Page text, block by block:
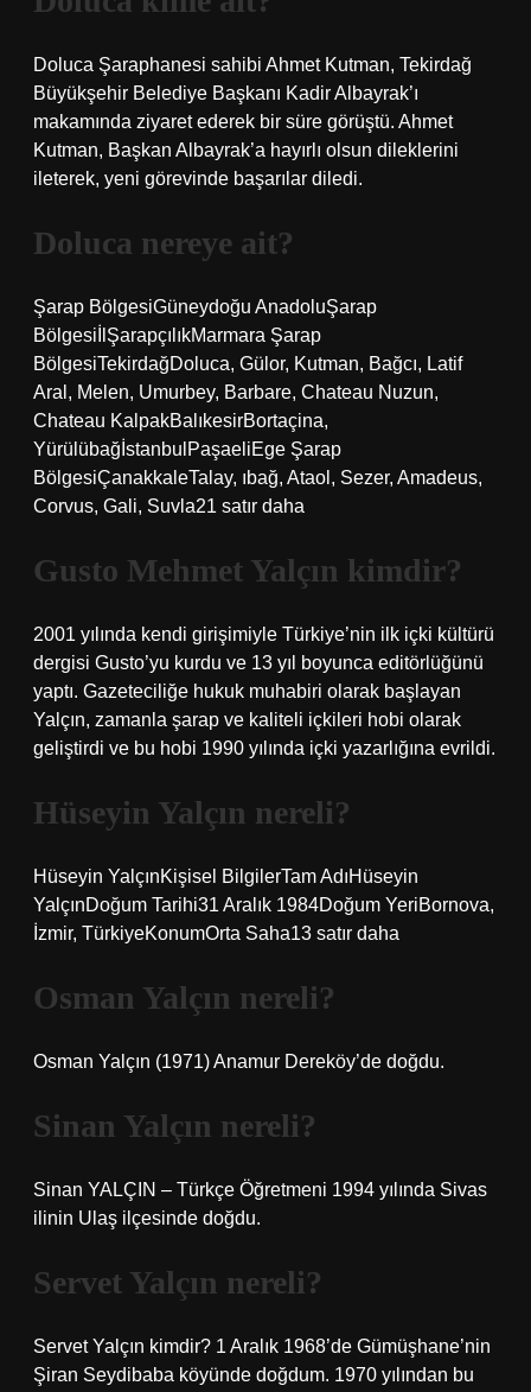
Doluca Şaraphanesi sahibi Ahmet Kutman, Tekirdağ
Büyükşehir Belediye Başkanı Kadir Albayrak’ı
makamında ziyaret ederek bir süre görüştü. Ahmet
Kutman, Başkan Albayrak’a hayırlı olsun dileklerini
ileterek, yeni görevinde başarılar diledi.
Doluca nereye ait?
Şarap BölgesiGüneydoğu AnadoluŞarap
BölgesiİlŞarapçılıkMarmara Şarap
BölgesiTekirdağDoluca, Gülor, Kutman, Bağcı, Latif
Aral, Melen, Umurbey, Barbare, Chateau Nuzun,
Chateau KalpakBalıkesirBortaçina,
YürülübağİstanbulPaşaeliEge Şarap
BölgesiÇanakkaleTalay, ıbağ, Ataol, Sezer, Amadeus,
Corvus, Gali, Suvla21 satır daha
Gusto Mehmet Yalçın kimdir?
2001 yılında kendi girişimiyle Türkiye’nin ilk içki kültürü
dergisi Gusto’yu kurdu ve 13 yıl boyunca editörlüğünü
yaptı. Gazeteciliğe hukuk muhabiri olarak başlayan
Yalçın, zamanla şarap ve kaliteli içkileri hobi olarak
geliştirdi ve bu hobi 1990 yılında içki yazarlığına evrildi.
Hüseyin Yalçın nereli?
Hüseyin YalçınKişisel BilgilerTam AdıHüseyin
YalçınDoğum Tarihi31 Aralık 1984Doğum YeriBornova,
İzmir, TürkiyeKonumOrta Saha13 satır daha
Osman Yalçın nereli?
Osman Yalçın (1971) Anamur Dereköy’de doğdu.
Sinan Yalçın nereli?
Sinan YALÇIN – Türkçe Öğretmeni 1994 yılında Sivas
ilinin Ulaş ilçesinde doğdu.
Servet Yalçın nereli?
Servet Yalçın kimdir? 1 Aralık 1968’de Gümüşhane’nin
Şiran Seydibaba köyünde doğdum. 1970 yılından bu